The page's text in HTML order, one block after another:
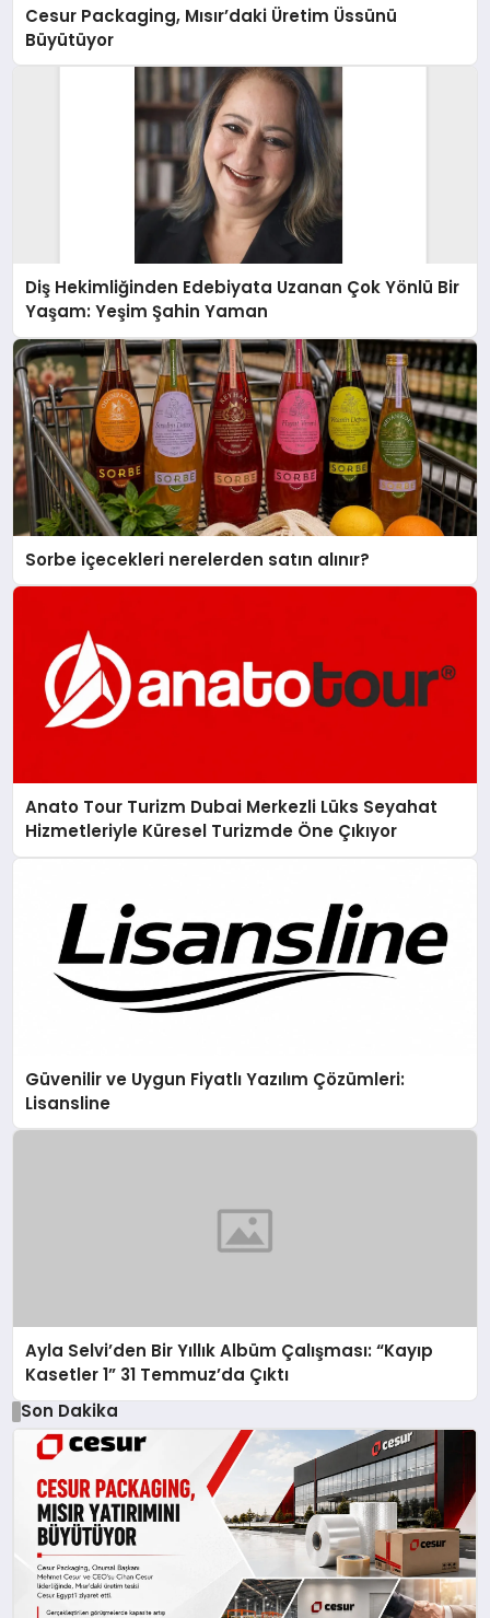
Cesur Packaging, Mısır’daki Üretim Üssünü
Büyütüyor
Diş Hekimliğinden Edebiyata Uzanan Çok Yönlü Bir
Yaşam: Yeşim Şahin Yaman
Sorbe içecekleri nerelerden satın alınır?
Anato Tour Turizm Dubai Merkezli Lüks Seyahat
Hizmetleriyle Küresel Turizmde Öne Çıkıyor
Güvenilir ve Uygun Fiyatlı Yazılım Çözümleri:
Lisansline
Ayla Selvi’den Bir Yıllık Albüm Çalışması: “Kayıp
Kasetler 1” 31 Temmuz’da Çıktı
Son Dakika